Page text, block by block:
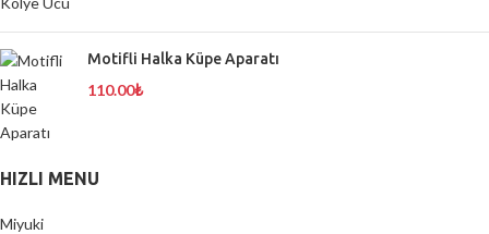
Motifli Halka Küpe Aparatı
110.00₺
HIZLI MENU
Miyuki